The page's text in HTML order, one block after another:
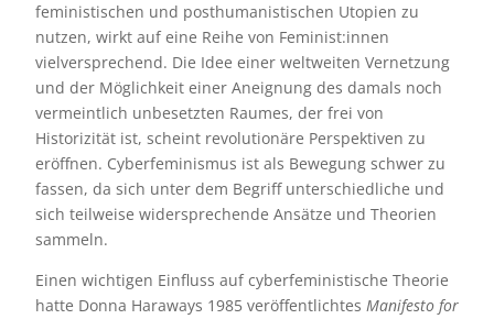
feministischen und posthumanistischen Utopien zu
nutzen, wirkt auf eine Reihe von Feminist:innen
vielversprechend. Die Idee einer weltweiten Vernetzung
und der Möglichkeit einer Aneignung des damals noch
vermeintlich unbesetzten Raumes, der frei von
Historizität ist, scheint revolutionäre Perspektiven zu
eröffnen. Cyberfeminismus ist als Bewegung schwer zu
fassen, da sich unter dem Begriff unterschiedliche und
sich teilweise widersprechende Ansätze und Theorien
sammeln.
Einen wichtigen Einfluss auf cyberfeministische Theorie
hatte Donna Haraways 1985 veröffentlichtes Manifesto for